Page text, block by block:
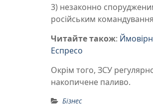
3) незаконно
російським
Читайте також:
Еспресо
Окрім того, ЗСУ
накопичене паливо.
Бізнес